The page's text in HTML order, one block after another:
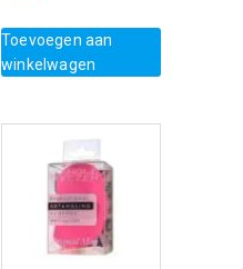
Toevoegen aan
winkelwagen